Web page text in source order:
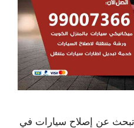
تبحث عن إصلاح سيارات في